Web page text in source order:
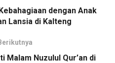
dengan Anak
Lansia di Kalteng
Malam Nuzulul Qur’an di